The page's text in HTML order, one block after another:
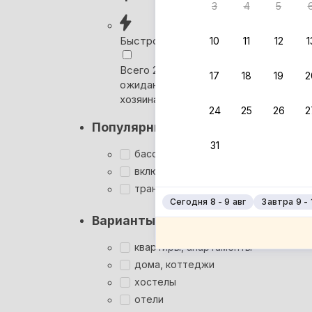
3 4 5
10 11 12
17 18 19
24 25 26
31
Сегодня 8 - 9 авг Завтра 9 -
Быстрое бронирование
Всего 2 минуты, без
ожидания ответа от
хозяина
Популярные фильтры
бассейн
включён завтрак
трансфер
Варианты размещения
квартиры, апартаменты
дома, коттеджи
хостелы
отели
Вернём